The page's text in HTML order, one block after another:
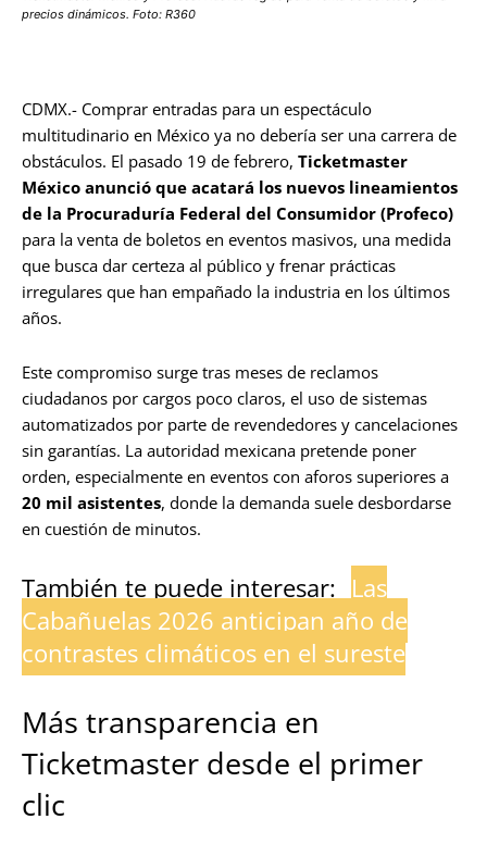
precios dinámicos. Foto: R360
CDMX.- Comprar entradas para un espectáculo
multitudinario en México ya no debería ser una carrera de
obstáculos. El pasado 19 de febrero, Ticketmaster
México anunció que acatará los nuevos lineamientos
de la Procuraduría Federal del Consumidor (Profeco)
para la venta de boletos en eventos masivos, una medida
que busca dar certeza al público y frenar prácticas
irregulares que han empañado la industria en los últimos
años.
Este compromiso surge tras meses de reclamos
ciudadanos por cargos poco claros, el uso de sistemas
automatizados por parte de revendedores y cancelaciones
sin garantías. La autoridad mexicana pretende poner
orden, especialmente en eventos con aforos superiores a
20 mil asistentes, donde la demanda suele desbordarse
en cuestión de minutos.
También te puede interesar: Las
Cabañuelas 2026 anticipan año de
contrastes climáticos en el sureste
Más transparencia en
Ticketmaster desde el primer
clic